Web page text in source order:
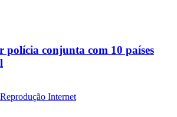
polícia conjunta com 10 países